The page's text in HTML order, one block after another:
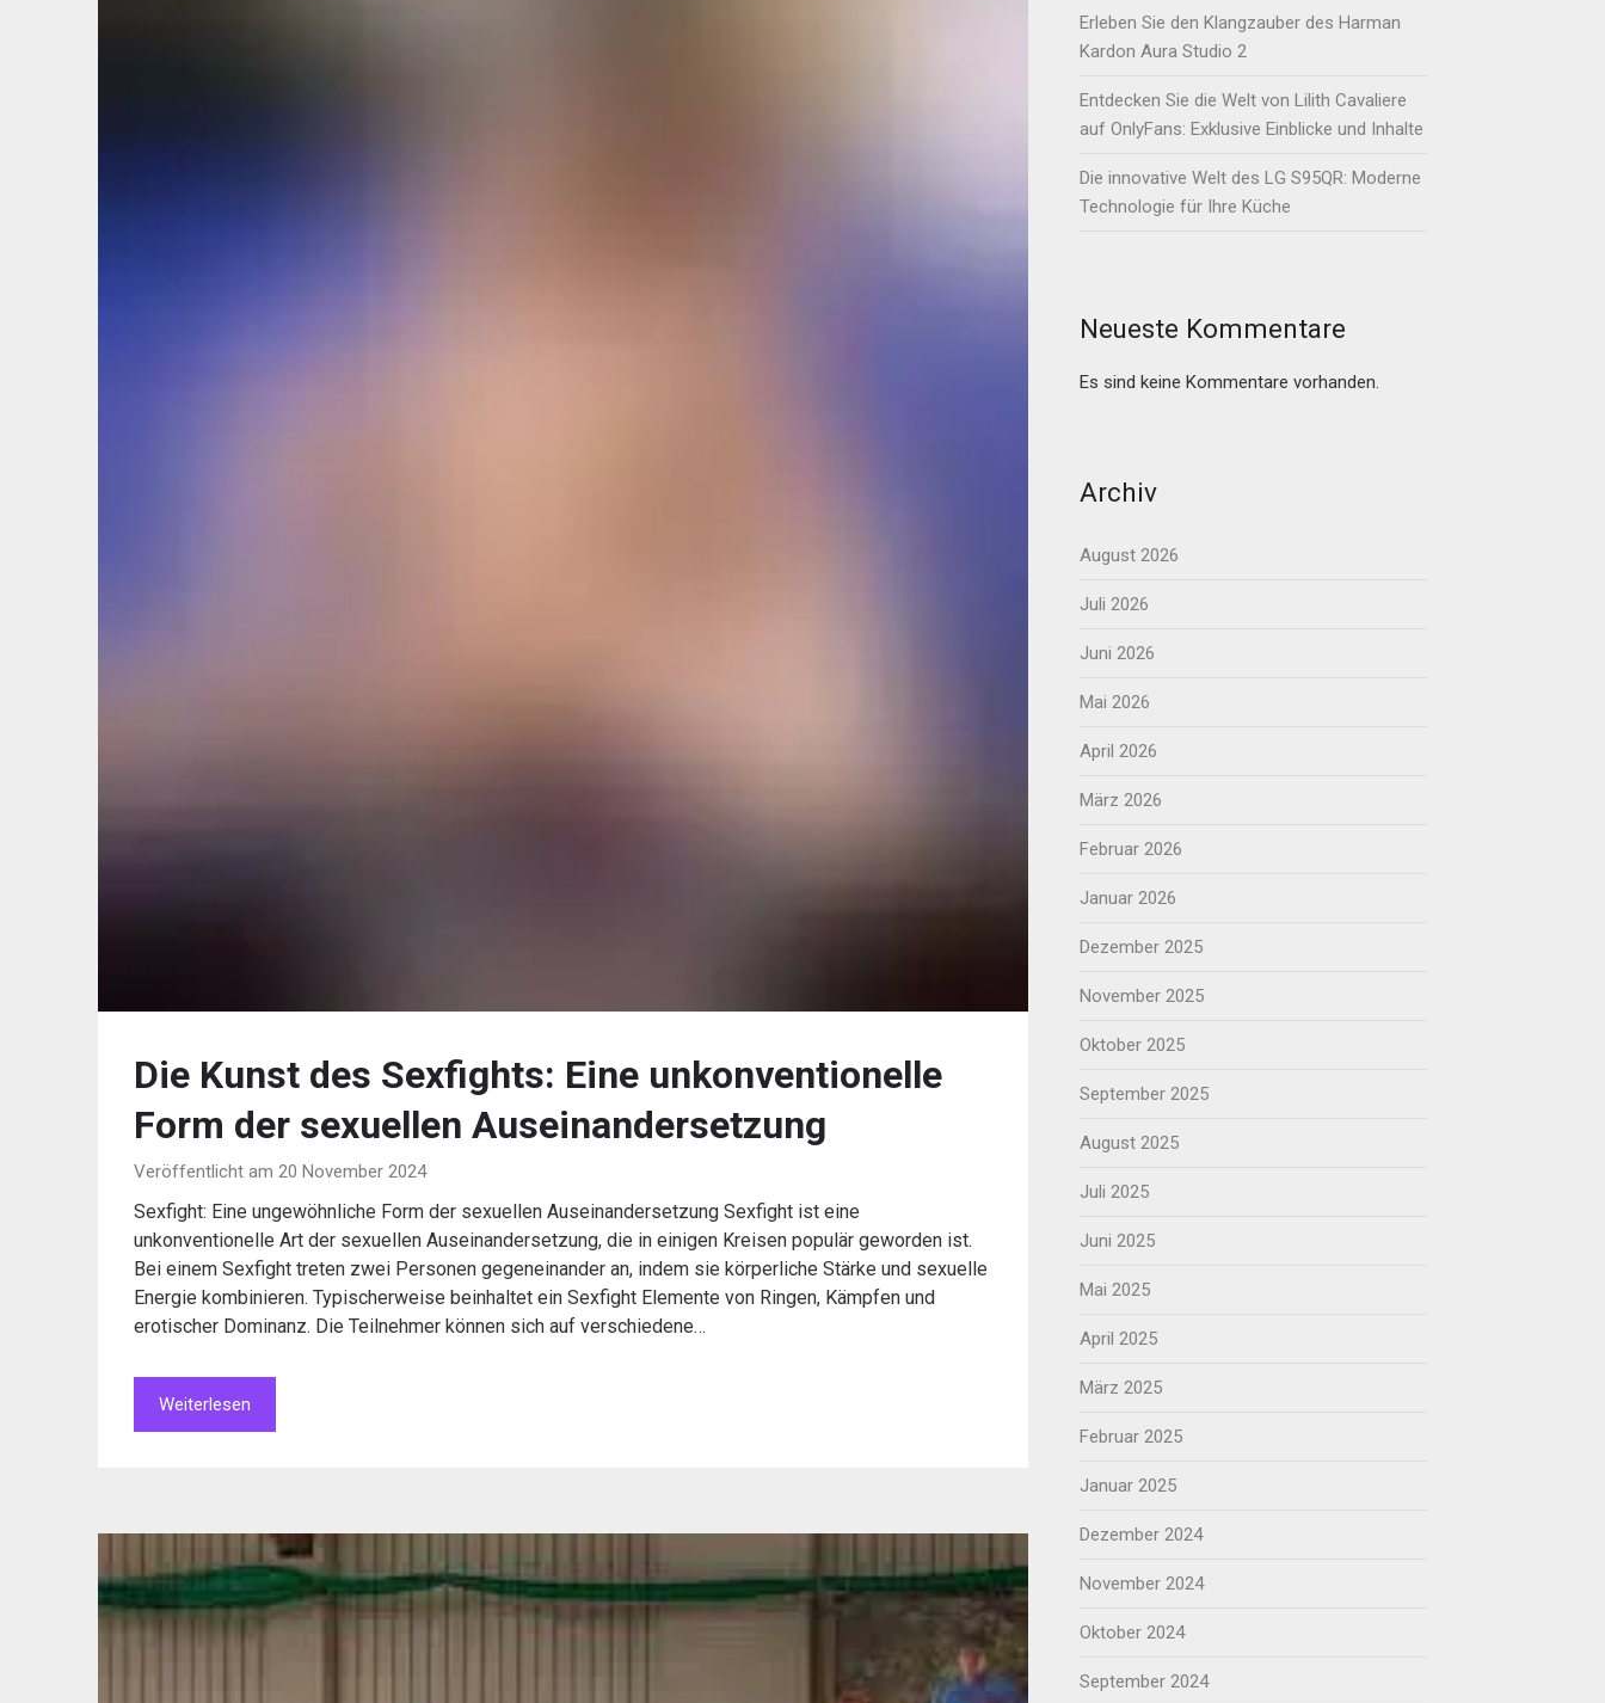
Die Kunst des Sexfights: Eine unkonventionelle
Form der sexuellen Auseinandersetzung
Veröffentlicht am 20 November 2024
Sexfight: Eine ungewöhnliche Form der sexuellen Auseinandersetzung Sexfight ist eine
unkonventionelle Art der sexuellen Auseinandersetzung, die in einigen Kreisen populär geworden ist.
Bei einem Sexfight treten zwei Personen gegeneinander an, indem sie körperliche Stärke und sexuelle
Energie kombinieren. Typischerweise beinhaltet ein Sexfight Elemente von Ringen, Kämpfen und
erotischer Dominanz. Die Teilnehmer können sich auf verschiedene…
Weiterlesen
Erleben Sie den Klangzauber des Harman
Kardon Aura Studio 2
Entdecken Sie die Welt von Lilith Cavaliere
auf OnlyFans: Exklusive Einblicke und Inhalte
Die innovative Welt des LG S95QR: Moderne
Technologie für Ihre Küche
Neueste Kommentare
Es sind keine Kommentare vorhanden.
Archiv
August 2026
Juli 2026
Juni 2026
Mai 2026
April 2026
März 2026
Februar 2026
Januar 2026
Dezember 2025
November 2025
Oktober 2025
September 2025
August 2025
Juli 2025
Juni 2025
Mai 2025
April 2025
März 2025
Februar 2025
Januar 2025
Dezember 2024
November 2024
Oktober 2024
September 2024